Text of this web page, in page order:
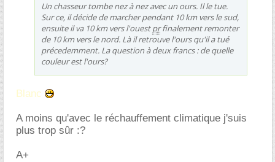
Un chasseur tombe nez à nez avec un ours. Il le tue.
Sur ce, il décide de marcher pendant 10 km vers le sud,
ensuite il va 10 km vers l'ouestprfinalement remonter
de 10 km vers le nord. Là il retrouve l'ours qu'il a tué
précedemment. La question à deux francs : de quelle
couleur est l'ours?
Blanc
A moins qu'avec le réchauffement climatique j'suis
plus trop sûr :?
A+